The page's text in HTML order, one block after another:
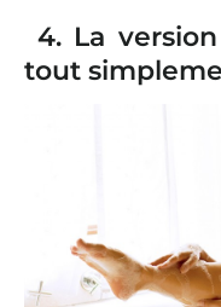
4. La
tout